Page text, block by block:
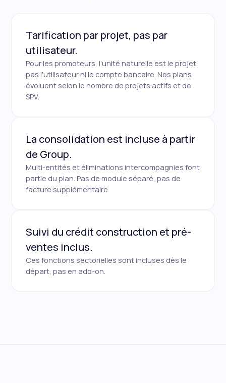
Tarification par projet, pas par
utilisateur.
Pour les promoteurs, l'unité naturelle est le projet,
pas l'utilisateur ni le compte bancaire. Nos plans
évoluent selon le nombre de projets actifs et de
SPV.
La consolidation est incluse à partir
de Group.
Multi-entités et éliminations intercompagnies font
partie du plan. Pas de module séparé, pas de
facture supplémentaire.
Suivi du crédit construction et pré-
ventes inclus.
Ces fonctions sectorielles sont incluses dès le
départ, pas en add-on.